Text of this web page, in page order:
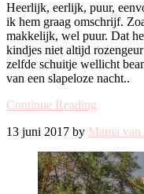
Heerlijk, eerlijk, puur,
ik hem graag omschrijf.
makkelijk, wel puur. Dat
kindjes niet altijd
zelfde schuitje wellicht
van een slapeloze nacht..
Continue Reading
13 juni 2017 by Mama